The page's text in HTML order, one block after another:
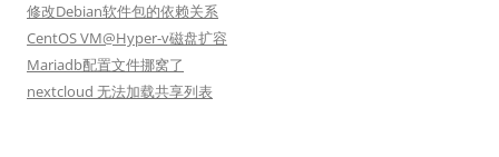
修改Debian软件包的依赖关系
CentOS VM@Hyper-v磁盘扩容
Mariadb配置文件挪窝了
nextcloud 无法加载共享列表